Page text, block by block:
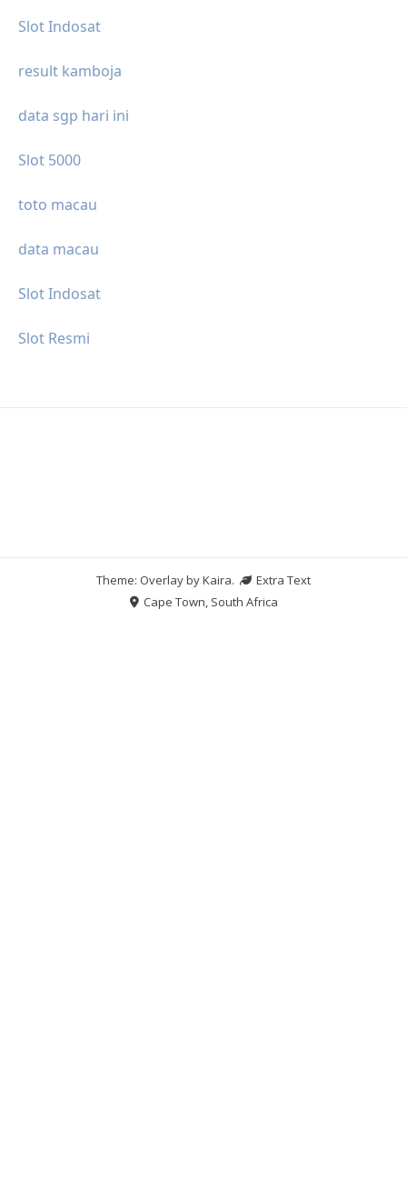
Slot Indosat
result kamboja
data sgp hari ini
Slot 5000
toto macau
data macau
Slot Indosat
Slot Resmi
Theme: Overlay byKaira.
Extra Text
Cape Town, South Africa